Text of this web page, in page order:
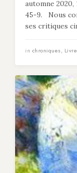
automne 2020,
45-9. Nous
ses critiques
in chroniques,